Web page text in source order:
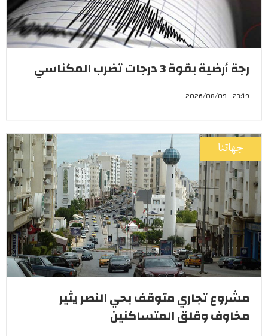
رجة أرضية بقوة 3 درجات تضرب المكناسي
23:19 - 2026/08/09
جهاتنا
مشروع تجاري متوقف بحي النصر يثير
مخاوف وقلق المتساكنين